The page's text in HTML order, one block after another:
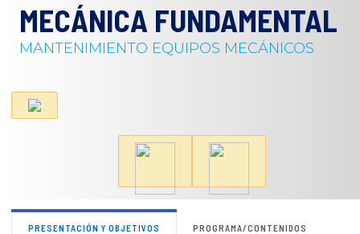
MECÁNICA FUNDAMENTAL
MANTENIMIENTO EQUIPOS MECÁNICOS
PRESENTACIÓN Y OBJETIVOS PROGRAMA/CONTENIDOS